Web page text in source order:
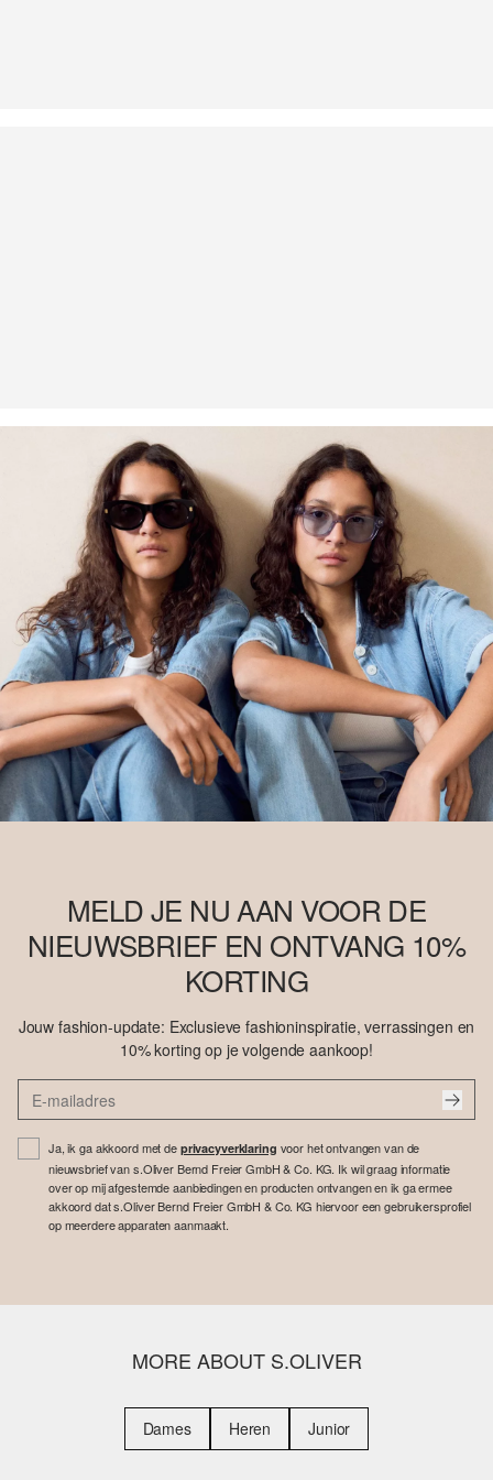
MELD JE NU AAN VOOR DE
NIEUWSBRIEF EN ONTVANG 10%
KORTING
Jouw fashion-update: Exclusieve fashioninspiratie, verrassingen en
10% korting op je volgende aankoop!
Ja, ik ga akkoord met de privacyverklaring voor het ontvangen van de
nieuwsbrief van s.Oliver Bernd Freier GmbH & Co. KG. Ik wil graag informatie
over op mij afgestemde aanbiedingen en producten ontvangen en ik ga ermee
akkoord dat s.Oliver Bernd Freier GmbH & Co. KG hiervoor een gebruikersprofiel
op meerdere apparaten aanmaakt.
MORE ABOUT S.OLIVER
Dames Heren Junior